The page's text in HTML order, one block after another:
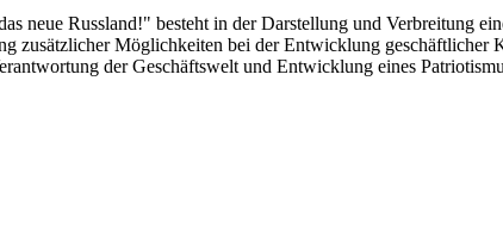
neue Russland!" besteht in der Darstellung und Verbreitung
zusätzlicher Möglichkeiten bei der Entwicklung geschäftlicher
der Geschäftswelt und Entwicklung eines